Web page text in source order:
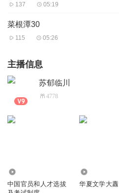
137 05:19
菜根潭30
115 05:26
主播信息
苏郁临川
4778
中国官员和人才选拔
华夏文学大纛